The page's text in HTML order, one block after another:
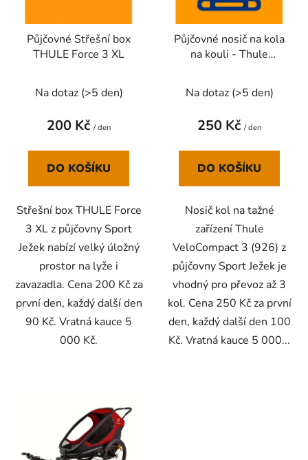
Půjčovné Střešní box
THULE Force 3 XL
Na dotaz (>5 den)
200 Kč / den
DO KOŠÍKU
Střešní box THULE Force
3 XL z půjčovny Sport
Ježek nabízí velký úložný
prostor na lyže i
zavazadla. Cena 200 Kč za
první den, každý další den
90 Kč. Vratná kauce 5
000 Kč.
Půjčovné nosič na kola
na kouli - Thule
Na dotaz (>5 den)
250 Kč / den
DO KOŠÍKU
Nosič kol na tažné
zařízení Thule
VeloCompact 3 (926) z
půjčovny Sport Ježek je
vhodný pro převoz až 3
kol. Cena 250 Kč za první
den, každý další den 100
Kč. Vratná kauce 5 000...